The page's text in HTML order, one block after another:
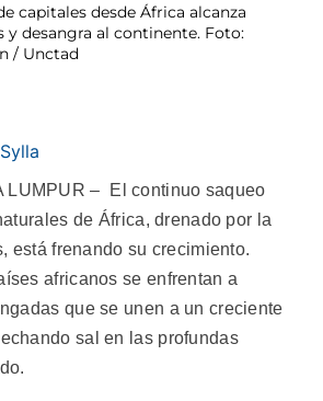
capitales desde África alcanza
y desangra al continente. Foto:
/ Unctad
LUMPUR – El continuo saqueo
de África, drenado por la
está frenando su crecimiento.
africanos se enfrentan a
que se unen a un creciente
sal en las profundas